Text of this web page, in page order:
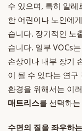
수 있으며, 특히 알
한 어린이나 노인에
습니다. 장기적인 노
습니다. 일부 VOCs
손상이나 내부 장기
이 될 수 있다는 연
환경을 위해서는 이
매트리스를 선택하
수면의 질을 좌우하